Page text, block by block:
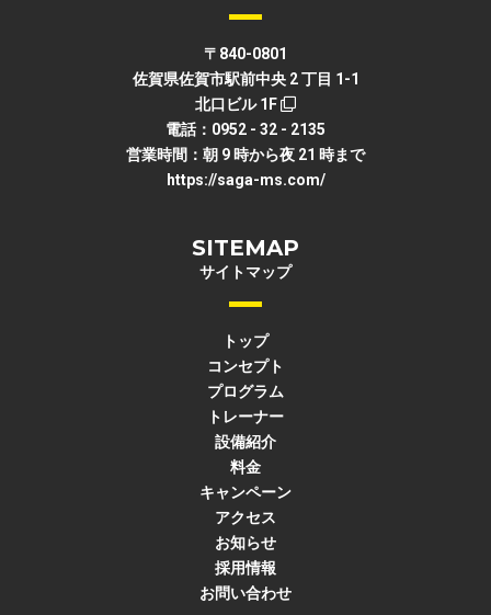
〒840-0801
佐賀県佐賀市駅前中央 2 丁目 1-1
北口ビル 1F
電話：0952 - 32 - 2135
営業時間：朝 9 時から夜 21 時まで
https://saga-ms.com/
SITEMAP
サイトマップ
トップ
コンセプト
プログラム
トレーナー
設備紹介
料金
キャンペーン
アクセス
お知らせ
採用情報
お問い合わせ